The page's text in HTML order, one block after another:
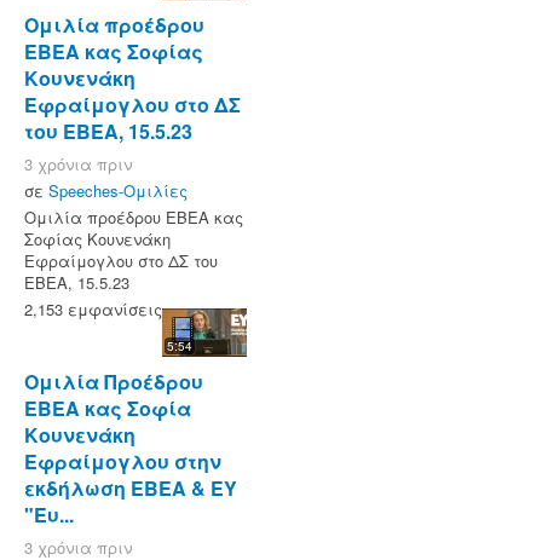
Ομιλία προέδρου
ΕΒΕΑ κας Σοφίας
Κουνενάκη
Εφραίμογλου στο ΔΣ
του ΕΒΕΑ, 15.5.23
3 χρόνια πριν
σε Speeches-Ομιλίες
Ομιλία προέδρου ΕΒΕΑ κας
Σοφίας Κουνενάκη
Εφραίμογλου στο ΔΣ του
ΕΒΕΑ, 15.5.23
2,153 εμφανίσεις
5:54
Ομιλία Προέδρου
ΕΒΕΑ κας Σοφία
Κουνενάκη
Εφραίμογλου στην
εκδήλωση ΕΒΕΑ & ΕΥ
"Ευ...
3 χρόνια πριν